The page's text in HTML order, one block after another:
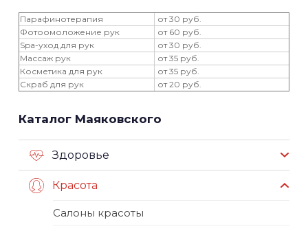
Парафинотерапия
от 30 руб.
Фотоомоложение рук
от 60 руб.
Spa-уход для рук
от 30 руб.
Массаж рук
от 35 руб.
Косметика для рук
от 35 руб.
Скраб для рук
от 20 руб.
Каталог Маяковского
Здоровье
Красота
Салоны красоты